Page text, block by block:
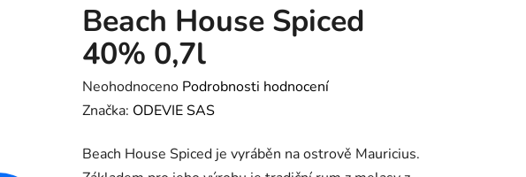
Beach House Spiced
40% 0,7l
Průměrné
hodnocení
je
Neohodnoceno Podrobnosti hodnocení
Značka: ODEVIE SAS
Beach House Spiced je vyráběn na ostrově Mauricius.